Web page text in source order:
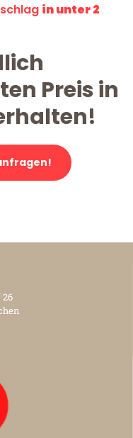
in unter 2
Preis in